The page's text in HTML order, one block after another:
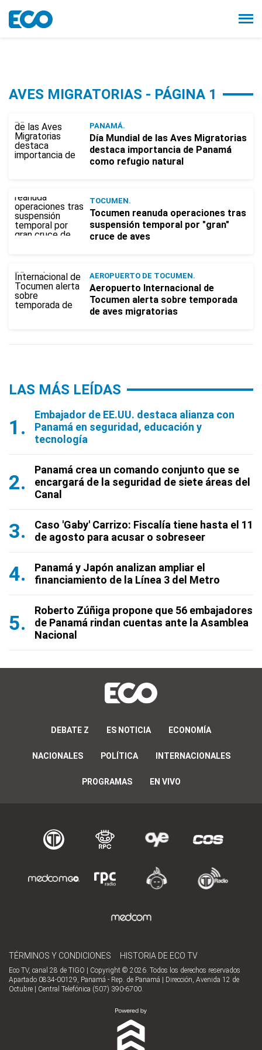
AVES MIGRATORIAS - PÁGINA 1
PANAMÁ.
Día Mundial de las Aves Migratorias
destaca importancia de Panamá
como refugio natural
TOCUMEN.
Tocumen reanuda operaciones tras
suspensión temporal por "gran"
cruce de aves
AEROPUERTO DE TOCUMEN.
Aeropuerto Internacional de
Tocumen alerta sobre temporada
de aves migratorias
LAS MÁS LEÍDAS
Embajador de EE.UU. destaca alianza con
Panamá en seguridad, educación y
tecnología
Panamá crea un comando conjunto que se
encargará de la seguridad de siete áreas del
Canal
Caso 'Gaby' Carrizo: Fiscalía tiene hasta el 11
de agosto para acusar o sobreseer
Panamá y Japón analizan ampliar el
financiamiento de la Línea 3 del Metro
Roberto Zúñiga propone que 56 embajadores
de Panamá rindan cuentas ante la Asamblea
Nacional
DEBATE Z ES NOTICIA ECONOMÍA
NACIONALES POLÍTICA INTERNACIONALES
PROGRAMAS EN VIVO
TÉRMINOS Y CONDICIONES HISTORIA DE ECO TV
Eco TV, canal 28 de TIGO | Copyright © 2026. Todos los derechos reservados
Apartado 0834-00129, Panamá - Rep. de Panamá | Dirección, Avenida 12 de
Octubre | Central Telefónica (507) 390-6700.